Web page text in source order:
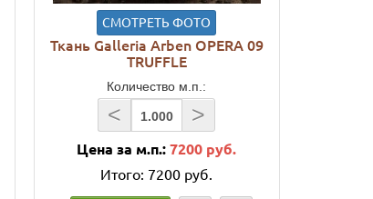
СМОТРЕТЬ ФОТО
Ткань Galleria Arben OPERA 09
TRUFFLE
Количество м.п.:
< >
Цена за м.п.:7200 руб.
Итого: 7200 руб.